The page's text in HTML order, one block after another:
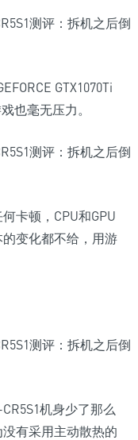
GTX1070Ti
也毫无压力。
卡顿，CPU和GPU
变化都不给，用游
机身少了那么
有采用主动散热的